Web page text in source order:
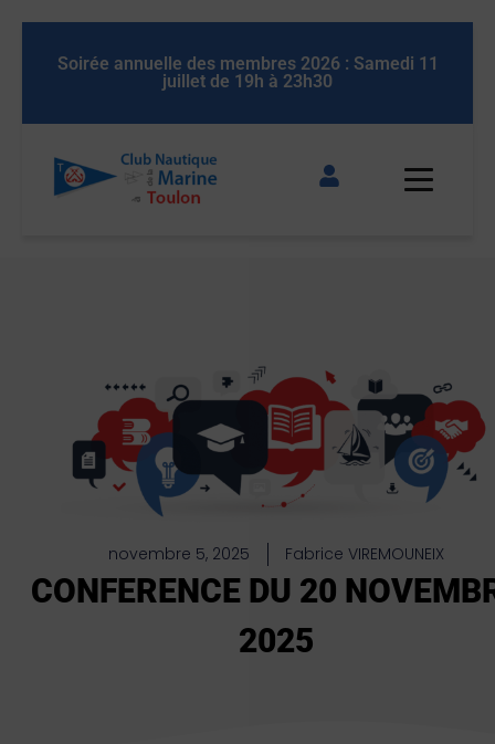
11
Soirée annuelle des membres 2026 : Samedi 11
juillet de 19h à 23h30
novembre 5, 2025 Fabrice VIREMOUNEIX
CONFERENCE DU 20
2025